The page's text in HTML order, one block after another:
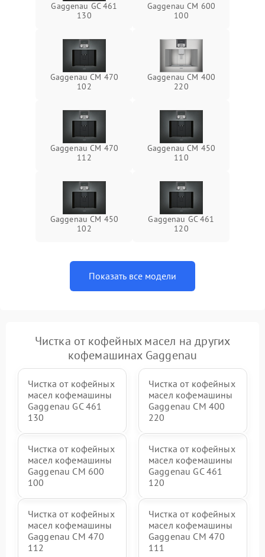
Gaggenau GC 461
130
Gaggenau CM 600
100
Gaggenau CM 470
102
Gaggenau CM 400
220
Gaggenau CM 470
112
Gaggenau CM 450
110
Gaggenau CM 450
102
Gaggenau GC 461
120
Показать все модели
Чистка от кофейных масел на других
кофемашинах Gaggenau
Чистка от кофейных
масел кофемашины
Gaggenau GC 461
130
Чистка от кофейных
масел кофемашины
Gaggenau CM 400
220
Чистка от кофейных
масел кофемашины
Gaggenau CM 600
100
Чистка от кофейных
масел кофемашины
Gaggenau GC 461
120
Чистка от кофейных
масел кофемашины
Gaggenau CM 470
112
Чистка от кофейных
масел кофемашины
Gaggenau CM 470
111